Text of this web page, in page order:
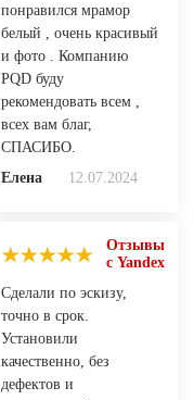
понравился мрамор
белый , очень красивый
и фото . Компанию
PQD буду
рекомендовать всем ,
всех вам благ,
СПАСИБО.
Елена
12.07.2024
Отзывы
с Yandex
Сделали по эскизу,
точно в срок.
Установили
качественно, без
дефектов и